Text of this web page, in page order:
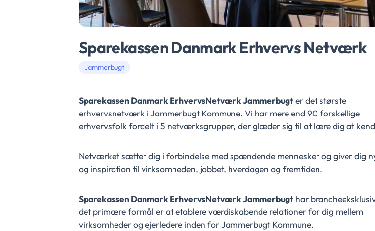
Sparekassen Danmark Erhvervs Netværk
Jammerbugt
Sparekassen Danmark ErhvervsNetværk Jammerbugter det største
erhvervsnetværk i Jammerbugt Kommune. Vi har mere end 90 forskellige
erhvervsfolk fordelt i 5 netværksgrupper, der glæder sig til at lære dig at
Netværket sætter dig i forbindelse med spændende mennesker og giver dig
og inspiration til virksomheden, jobbet, hverdagen og fremtiden.
Sparekassen Danmark ErhvervsNetværk Jammerbugt har
det primære formål er at etablere værdiskabende relationer for dig mellem
virksomheder og ejerledere inden for Jammerbugt Kommune.